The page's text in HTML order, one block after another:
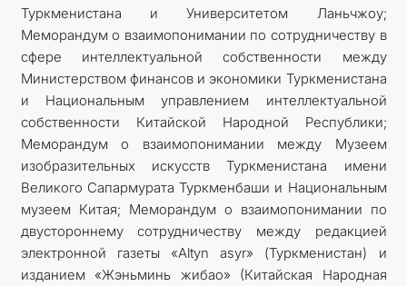
Туркменистана и Университетом Ланьчжоу;
Меморандум о взаимопонимании по сотрудничеству в
сфере интеллектуальной собственности между
Министерством финансов и экономики Туркменистана
и Национальным управлением интеллектуальной
собственности Китайской Народной Республики;
Меморандум о взаимопонимании между Музеем
изобразительных искусств Туркменистана имени
Великого Сапармурата Туркменбаши и Национальным
музеем Китая; Меморандум о взаимопонимании по
двустороннему сотрудничеству между редакцией
электронной газеты «Altyn asyr» (Туркменистан) и
изданием «Жэньминь жибао» (Китайская Народная